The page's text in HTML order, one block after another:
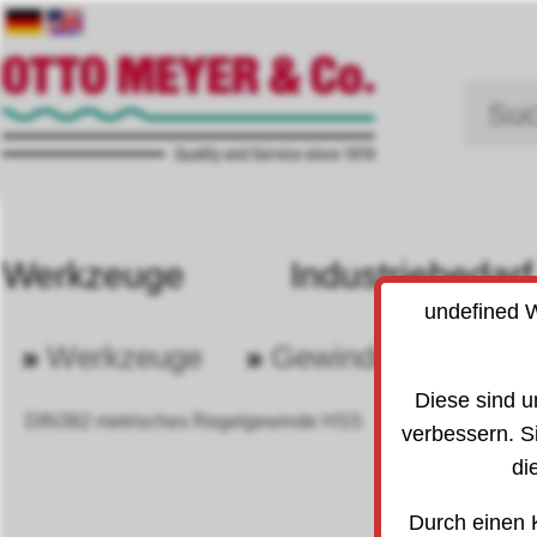
Werkzeuge Industriebedarf
» Werkzeuge »
DIN382 metrisches Regelgewinde HSS
undefined
Diese sind
verbessern.
Durch einen